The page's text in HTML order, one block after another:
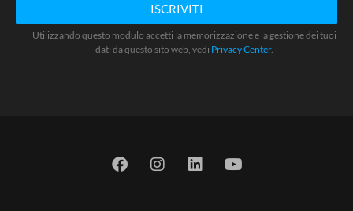
ISCRIVITI
Utilizzando questo modulo accetti la memorizzazione e la gestione dei tuoi
dati da questo sito web, vedi Privacy Center.